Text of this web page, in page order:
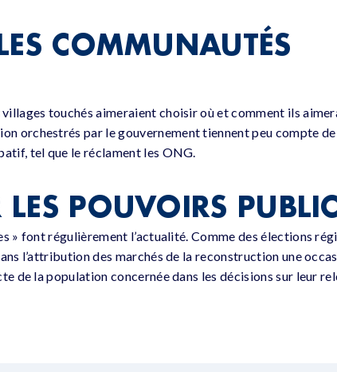
COMMUNAUTÉS
touchés aimeraient choisir où et comment ils
orchestrés par le gouvernement tiennent peu compte de
tel que le réclament les ONG.
LES POUVOIRS
» font régulièrement l’actualité. Comme des élections
l’attribution des marchés de la reconstruction une
de la population concernée dans les décisions sur leur